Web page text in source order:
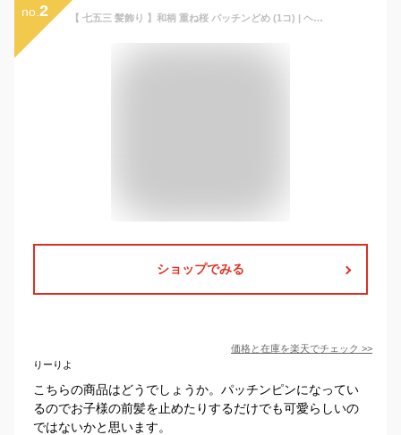
no. 2 【 七五三 髪飾り 】和柄 重ね桜 パッチンどめ (1コ) | ヘアアクセサリー ヘアアクセ 髪飾り 髪留め ヘアピン パッチンピン キッズ 子供 こども 女の子 浴衣 七五三 753 三歳 3歳 ひな祭り 雛祭 花火大会 お正月 かわいい KHCP 全品 送料無料 実施中
ショップでみる
価格と在庫を楽天でチェック >>
りーりよ
こちらの商品はどうでしょうか。パッチンピンになってい
るのでお子様の前髪を止めたりするだけでも可愛らしいの
ではないかと思います。